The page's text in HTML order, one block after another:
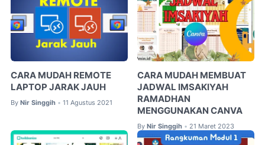
CARA MUDAH REMOTE
LAPTOP JARAK JAUH
By Nir Singgih • 11 Agustus 2021
CARA MUDAH MEMBUAT
JADWAL IMSAKIYAH
RAMADHAN
MENGGUNAKAN CANVA
By Nir Singgih • 21 Maret 2023